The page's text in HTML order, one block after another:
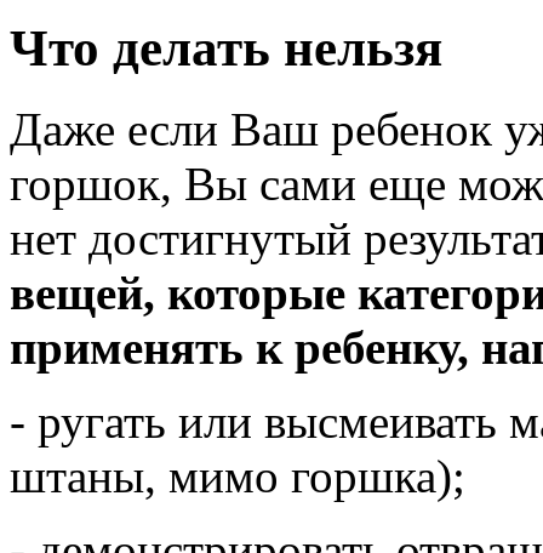
Что делать нельзя
Даже если Ваш ребенок
горшок, Вы сами еще
нет достигнутый
вещей, которые
применять к ребенку,
- ругать или высмеивать
штаны, мимо горшка);